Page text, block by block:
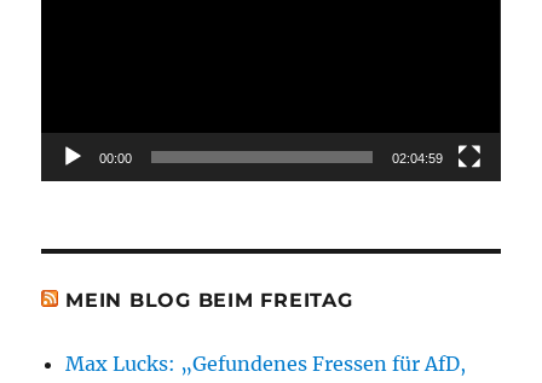
00:00 02:04:59
MEIN BLOG BEIM FREITAG
Max Lucks: „Gefundenes Fressen für AfD,